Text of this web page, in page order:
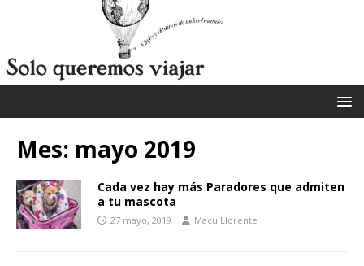
Mes: mayo 2019
Cada vez hay más Paradores que admiten
a tu mascota
27 mayo, 2019 Macu Llorente